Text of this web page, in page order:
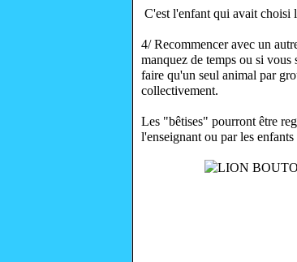
C'est l'enfant qui avait choisi
4/ Recommencer avec un
manquez de temps ou si vous
faire qu'un seul animal par
collectivement.
Les "bêtises" pourront être
l'enseignant ou par les